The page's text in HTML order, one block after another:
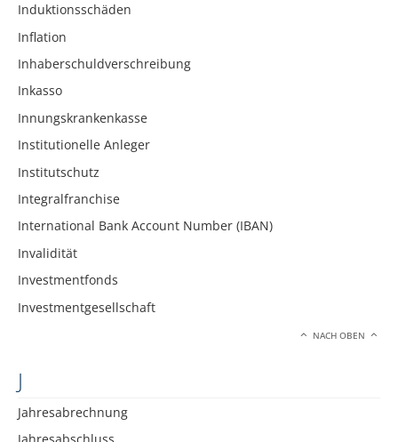
Induktionsschäden
Inflation
Inhaberschuldverschreibung
Inkasso
Innungskrankenkasse
Institutionelle Anleger
Institutschutz
Integralfranchise
International Bank Account Number (IBAN)
Invalidität
Investmentfonds
Investmentgesellschaft
NACH OBEN
J
Jahresabrechnung